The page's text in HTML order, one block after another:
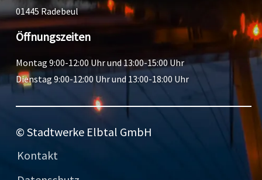
01445 Radebeul
Öffnungszeiten
Montag 9:00-12:00 Uhr und 13:00-15:00 Uhr
Dienstag 9:00-12:00 Uhr und 13:00-18:00 Uhr
© Stadtwerke Elbtal GmbH
Kontakt